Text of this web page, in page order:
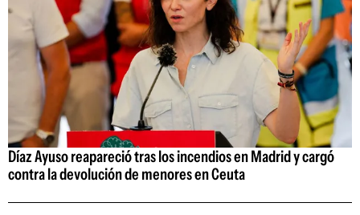
Díaz Ayuso reapareció tras los incendios en Madrid y cargó
contra la devolución de menores en Ceuta